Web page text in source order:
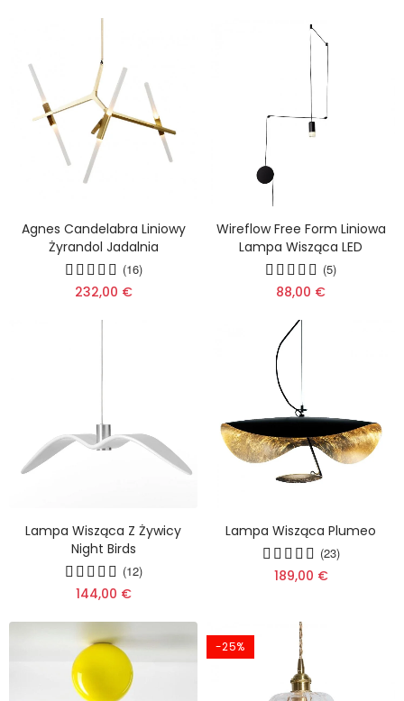
Agnes Candelabra Liniowy
Żyrandol Jadalnia
(16)
232,00 €
Wireflow Free Form Liniowa
Lampa Wisząca LED
(5)
88,00 €
Lampa Wisząca Z Żywicy
Night Birds
(12)
144,00 €
Lampa Wisząca Plumeo
(23)
189,00 €
-25%